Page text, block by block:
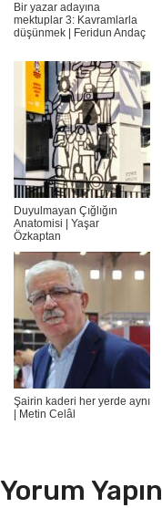
Bir yazar adayına
mektuplar 3: Kavramlarla
düşünmek | Feridun Andaç
Duyulmayan Çığlığın
Anatomisi | Yaşar
Özkaptan
Şairin kaderi her yerde aynı
| Metin Celâl
Yorum Yapın